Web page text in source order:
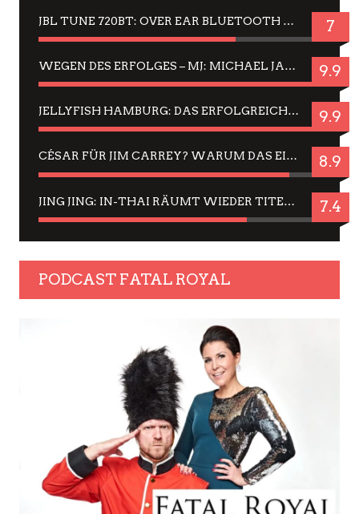
JBL TUNE 720BT: OVER EAR BLUETOOTH KOPFHÖRER UM DIE 50,-€ IM DAUER-TEST 7
WEGEN DES ERFOLGES – MJ: MICHAEL JACKSON MUSICAL IN EINER MATINEE SEHEN 9.9
JELLYFISH HAMBURG: DAS ERFOLGREICHE SOMMER-MENÜ 2025 IN GEFÜHLEN UND BILDERN 9.9
CÉSAR FÜR JIM CARREY? WARUM DAS EINER DER NERVIGSTEN ACTORS IST UND BLEIBT 8.9
JING JING: IN-THAI RÄUMT WIEDER TITEL AB – EIN ZWEI-STUNDEN-ERLEBNISBERICHT 7.4
PODCAST FATAL ROYAL